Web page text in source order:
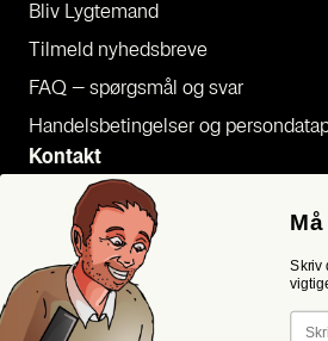
Bliv Lyg­te­mand
Til­meld nyheds­bre­ve
FAQ – spørgs­mål og svar
Han­dels­be­tin­gel­ser og
Kon­takt
Pres­se
Send et tip
Kon­takt os
Følg os
Skriv
Email